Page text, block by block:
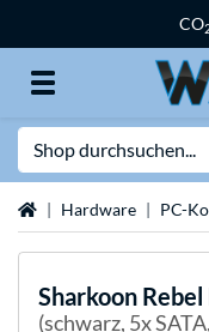
CO
StartseiteHardware PC-
Sharkoon
(schwarz, 5x